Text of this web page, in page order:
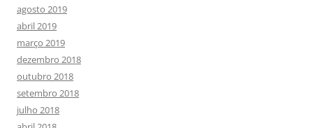
agosto 2019
abril 2019
março 2019
dezembro 2018
outubro 2018
setembro 2018
julho 2018